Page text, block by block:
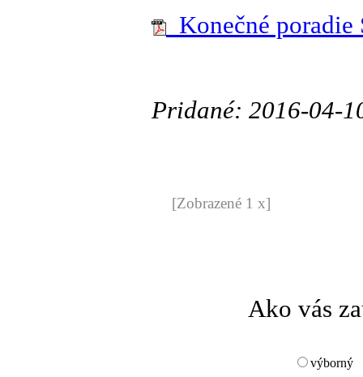
Konečné poradie
Pridané: 2016-04-
[Zobrazené 1 x]
Ako vás
výborný